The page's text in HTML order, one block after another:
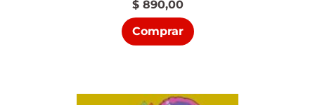
$890,00
Comprar